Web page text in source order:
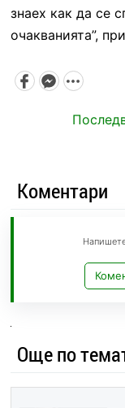
знаех как да се
очакванията”,
Коментари
Още по